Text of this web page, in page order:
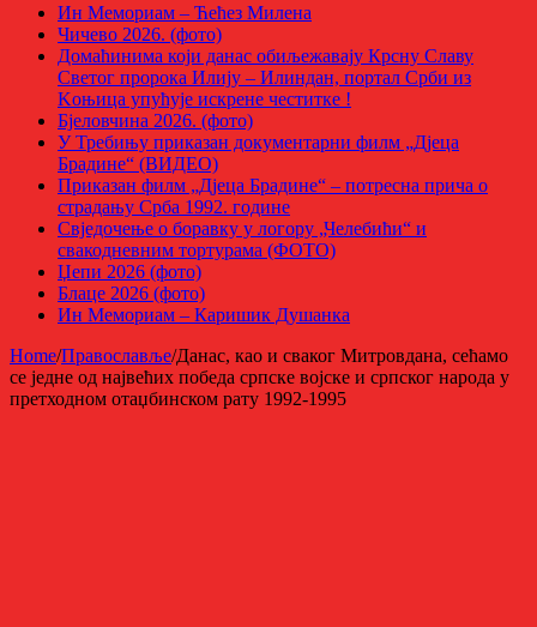
Ин Мемориам – Ћећез Милена
Чичево 2026. (фото)
Домаћинима који данас обиљежавају Крсну Славу
Светог пророка Илију – Илиндан, портал Срби из
Kоњица упућује искрене честитке !
Бјеловчина 2026. (фото)
У Требињу приказан документарни филм „Дјеца
Брадине“ (ВИДЕО)
Приказан филм „Дјеца Брадине“ – потресна прича о
страдању Срба 1992. године
Свједочење о боравку у логору „Челебићи“ и
свакодневним тортурама (ФОТО)
Џепи 2026 (фото)
Блаце 2026 (фото)
Ин Мемориам – Каришик Душанка
Home/Православље/Данас, као и сваког Митровдана, сећамо
се једне од највећих победа српске војске и српског народа у
претходном отаџбинском рату 1992-1995